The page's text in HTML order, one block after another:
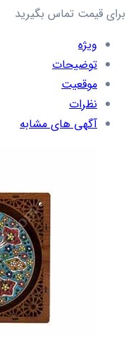
برای قیمت تماس بگیرید
ویژه
توضیحات
موقعیت
نظرات
آگهی های مشابه